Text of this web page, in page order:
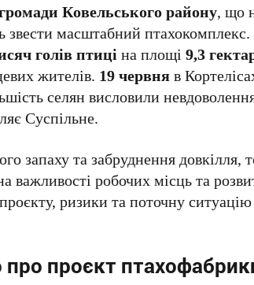
Ковельського району, що
звести масштабний
голів птиціна площі9,3
жителів. 19 червняв
селян висловили
Суспільне.
запаху та забруднення довкілля,
важливості робочих місць та
ризики та поточну
проєкт